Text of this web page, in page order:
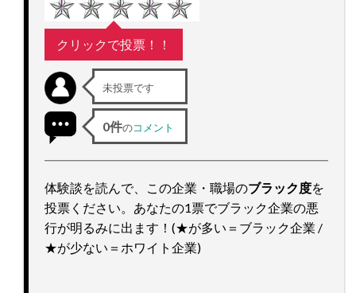
クリックで投票！！
未投票です
0件のコメント
体験談を読んで、この企業・職場のブラック度を
投票ください。あなたの1票でブラック企業の悪
行が明るみに出ます！(★が多い＝ブラック企業 /
★が少ない＝ホワイト企業)